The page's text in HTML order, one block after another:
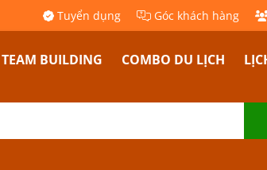
Tuyển dụng Góc khách hàng
TEAM BUILDING COMBO DU LỊCH